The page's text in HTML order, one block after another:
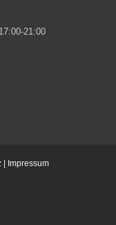
21:00
Impressum